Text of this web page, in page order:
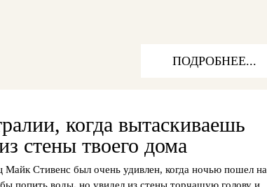
ПОДРОБНЕЕ...
когда вытаскиваешь
стены твоего дома
Майк Стивенс был очень удивлен, когда ночью пошел на